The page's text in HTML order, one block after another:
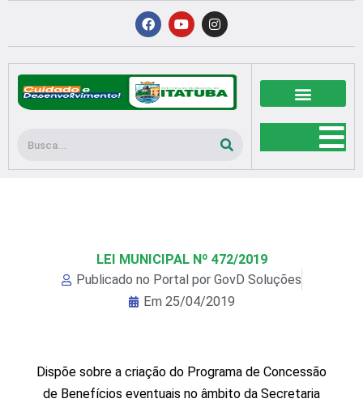
conteúdo
F
a
c
b
o
o
k
Y
o
u
u
b
e
I
n
s
a
g
r
a
Pesquisar
LEI MUNICIPAL Nº 472/2019
Publicado no Portal por GovD Soluções
Em 25/04/2019
Dispõe sobre a criação do Programa de Concessão
de Benefícios eventuais no âmbito da Secretaria